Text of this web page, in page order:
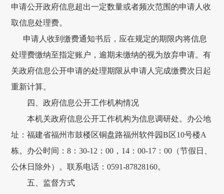
申请公开政府信息超出一定数量或者频次范围的申请人收
取信息处理费。
申请人收到缴费通知书后，应在规定的期限内将信息
处理费缴纳至指定账户，逾期未缴纳的视为放弃申请。有
关政府信息公开申请的处理期限从申请人完成缴费次日起
重新计算。
四、政府信息公开工作机构情况
本机关政府信息公开工作机构为信息调研处。办公地
址：福建省福州市鼓楼区铜盘路福州软件园B区10号楼A
栋。办公时间：8：30-12：00，14：00-17：00（节假日、
公休日除外）。联系电话：0591-87828160。
五、监督方式